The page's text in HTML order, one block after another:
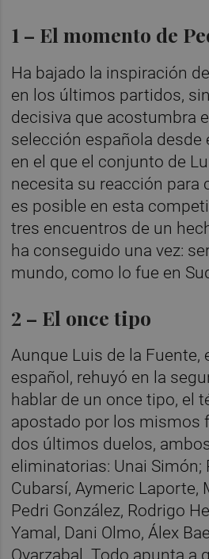
1 – El momento de
Ha bajado la inspiración
en los últimos partidos,
decisiva que acostumbra
selección española desde
en el que el conjunto de
necesita su reacción para
es posible en esta
tres encuentros de un
ha conseguido una vez:
mundo, como lo fue en
2 – El once tipo
Aunque Luis de la Fuente,
español, rehuyó en la
hablar de un once tipo, el
apostado por los mismos
dos últimos duelos,
eliminatorias: Unai Simón;
Cubarsí, Aymeric Laporte,
Pedri González, Rodrigo
Yamal, Dani Olmo, Álex